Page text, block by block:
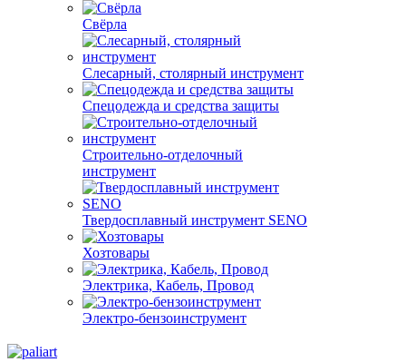
Свёрла
Слесарный, столярный инструмент
Спецодежда и средства защиты
Строительно-отделочный
инструмент
Твердосплавный инструмент SENO
Хозтовары
Электрика, Кабель, Провод
Электро-бензоинструмент